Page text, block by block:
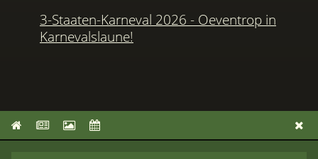
3-Staaten-Karneval 2026 - Oeventrop in
Karnevalslaune!